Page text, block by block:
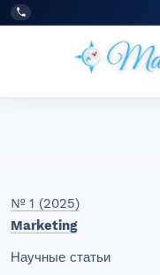
Перейти к главному
Перейти к основному
Перейти к нижнему
Tel:
+998977838464
№ 1 (2025)
Marketing
Научные статьи